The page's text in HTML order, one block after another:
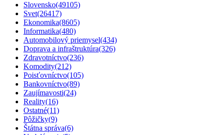
Slovensko(49105)
Svet(26417)
Ekonomika(8605)
Informatika(480)
Automobilový priemysel(434)
Doprava a infraštruktúra(326)
Zdravotníctvo(236)
Komodity(212)
Poisťovníctvo(105)
Bankovníctvo(89)
Zaujímavosti(24)
Reality(16)
Ostatné(11)
Pôžičky(9)
Štátna správa(6)